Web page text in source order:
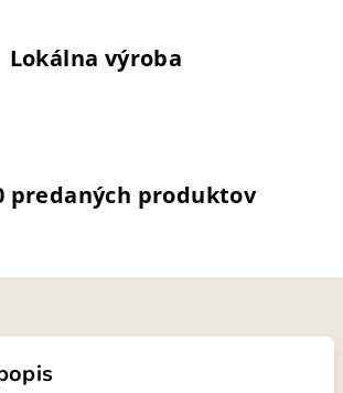
Lokálna výroba
predaných produktov